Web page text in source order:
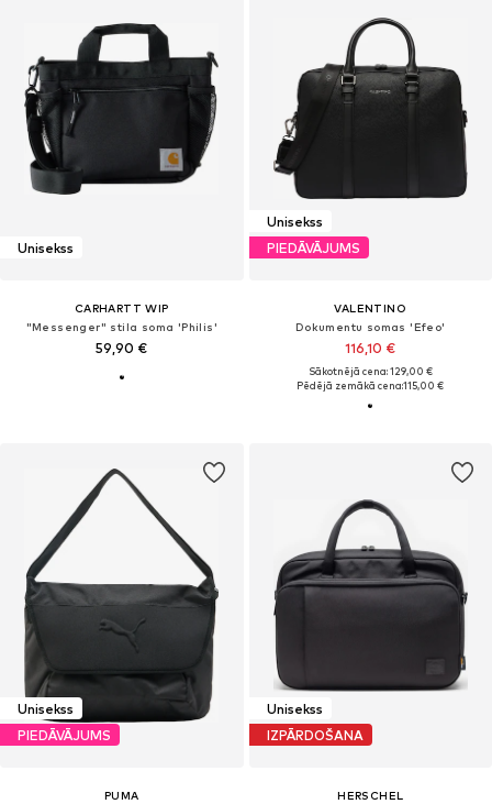
Unisekss
CARHARTT WIP
"Messenger" stila soma 'Philis'
59,90 €
Unisekss
PIEDĀVĀJUMS
VALENTINO
Dokumentu somas 'Efeo'
116,10 €
Sākotnējā cena: 129,00 €
Pēdējā zemākā cena:115,00 €
Unisekss
PIEDĀVĀJUMS
PUMA
Unisekss
IZPĀRDOŠANA
HERSCHEL